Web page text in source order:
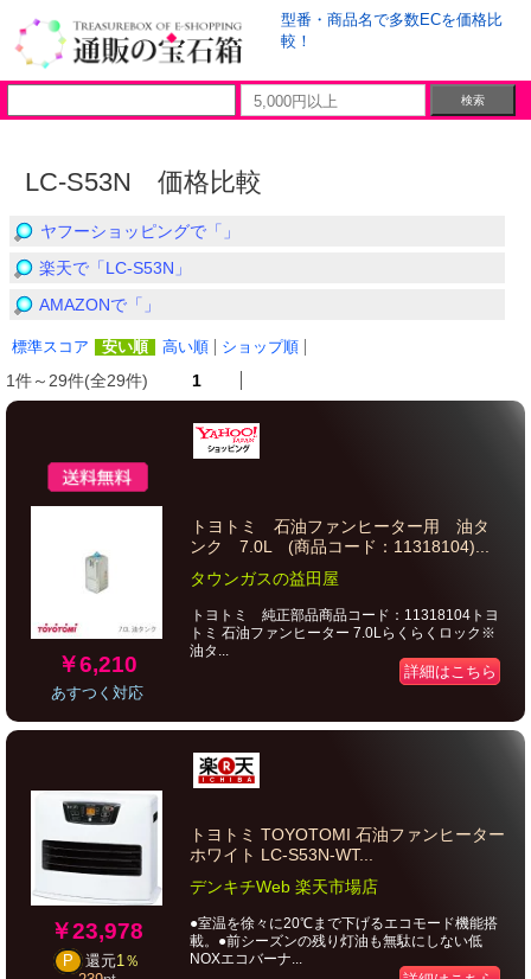
型番・商品名で多数ECを価格比
較！
LC-S53N 価格比較
ヤフーショッピングで「」
楽天で「LC-S53N」
AMAZONで「」
標準スコア 安い順 高い順 ショップ順
1件～29件(全29件) 1
￥6,210
あすつく対応
トヨトミ 石油ファンヒーター用 油タ
ンク 7.0L (商品コード：11318104)...
タウンガスの益田屋
トヨトミ 純正部品商品コード：11318104トヨ
トミ 石油ファンヒーター 7.0Lらくらくロック※
油タ...
詳細はこちら
￥23,978
P 還元1％
トヨトミ TOYOTOMI 石油ファンヒーター
ホワイト LC-S53N-WT...
デンキチWeb 楽天市場店
●室温を徐々に20℃まで下げるエコモード機能搭
載。●前シーズンの残り灯油も無駄にしない低
NOXエコバーナ...